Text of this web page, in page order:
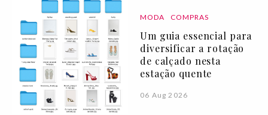
MODA COMPRAS
Um guia essencial para
diversificar a rotação
de calçado nesta
estação quente
06 Aug 2026